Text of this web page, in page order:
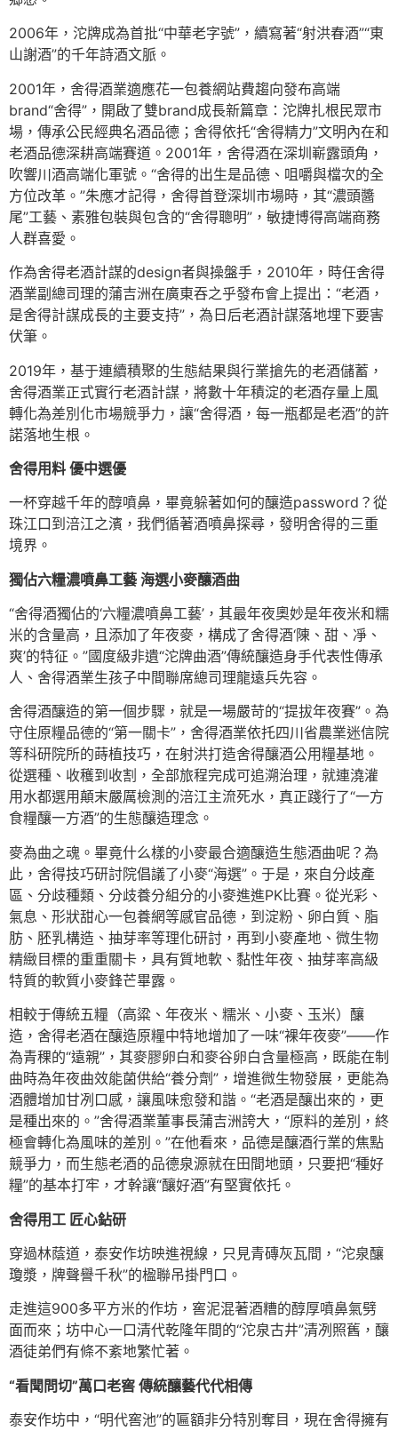
2006年，沱牌成為首批“中華老字號”，續寫著“射洪春酒”“東
山謝酒”的千年詩酒文脈。
2001年，舍得酒業適應花一包養網站費趨向發布高端
brand“舍得”，開啟了雙brand成長新篇章：沱牌扎根民眾市
場，傳承公民經典名酒品德；舍得依托“舍得精力”文明內在和
老酒品德深耕高端賽道。2001年，舍得酒在深圳嶄露頭角，
吹響川酒高端化軍號。“舍得的出生是品德、咀嚼與檔次的全
方位改革。”朱應才記得，舍得首登深圳市場時，其“濃頭醬
尾”工藝、素雅包裝與包含的“舍得聰明”，敏捷博得高端商務
人群喜愛。
作為舍得老酒計謀的design者與操盤手，2010年，時任舍得
酒業副總司理的蒲吉洲在廣東吞之乎發布會上提出：“老酒，
是舍得計謀成長的主要支持”，為日后老酒計謀落地埋下要害
伏筆。
2019年，基于連續積聚的生態結果與行業搶先的老酒儲蓄，
舍得酒業正式實行老酒計謀，將數十年積淀的老酒存量上風
轉化為差別化市場競爭力，讓“舍得酒，每一瓶都是老酒”的許
諾落地生根。
舍得用料 優中選優
一杯穿越千年的醇噴鼻，畢竟躲著如何的釀造password？從
珠江口到涪江之濱，我們循著酒噴鼻探尋，發明舍得的三重
境界。
獨佔六糧濃噴鼻工藝 海選小麥釀酒曲
“舍得酒獨佔的‘六糧濃噴鼻工藝’，其最年夜奧妙是年夜米和糯
米的含量高，且添加了年夜麥，構成了舍得酒‘陳、甜、凈、
爽’的特征。”國度級非遺“沱牌曲酒”傳統釀造身手代表性傳承
人、舍得酒業生孩子中間聯席總司理龍遠兵先容。
舍得酒釀造的第一個步驟，就是一場嚴苛的“提拔年夜賽”。為
守住原糧品德的“第一關卡”，舍得酒業依托四川省農業迷信院
等科研院所的蒔植技巧，在射洪打造舍得釀酒公用糧基地。
從選種、收穫到收割，全部旅程完成可追溯治理，就連澆灌
用水都選用顛末嚴厲檢測的涪江主流死水，真正踐行了“一方
食糧釀一方酒”的生態釀造理念。
麥為曲之魂。畢竟什么樣的小麥最合適釀造生態酒曲呢？為
此，舍得技巧研討院倡議了小麥“海選”。于是，來自分歧產
區、分歧種類、分歧養分組分的小麥進進PK比賽。從光彩、
氣息、形狀甜心一包養網等感官品德，到淀粉、卵白質、脂
肪、胚乳構造、抽芽率等理化研討，再到小麥產地、微生物
精緻目標的重重關卡，具有質地軟、黏性年夜、抽芽率高級
特質的軟質小麥鋒芒畢露。
相較于傳統五糧（高粱、年夜米、糯米、小麥、玉米）釀
造，舍得老酒在釀造原糧中特地增加了一味“裸年夜麥”——作
為青稞的“遠親”，其麥膠卵白和麥谷卵白含量極高，既能在制
曲時為年夜曲效能菌供給“養分劑”，增進微生物發展，更能為
酒體增加甘冽口感，讓風味愈發和諧。“老酒是釀出來的，更
是種出來的。”舍得酒業董事長蒲吉洲誇大，“原料的差別，終
極會轉化為風味的差別。”在他看來，品德是釀酒行業的焦點
競爭力，而生態老酒的品德泉源就在田間地頭，只要把“種好
糧”的基本打牢，才幹讓“釀好酒”有堅實依托。
舍得用工 匠心鉆研
穿過林蔭道，泰安作坊映進視線，只見青磚灰瓦間，“沱泉釀
瓊漿，牌聲譽千秋”的楹聯吊掛門口。
走進這900多平方米的作坊，窖泥混著酒糟的醇厚噴鼻氣劈
面而來；坊中心一口清代乾隆年間的“沱泉古井”清冽照舊，釀
酒徒弟們有條不紊地繁忙著。
“看聞問切”萬口老窖 傳統釀藝代代相傳
泰安作坊中，“明代窖池”的匾額非分特別奪目，現在舍得擁有